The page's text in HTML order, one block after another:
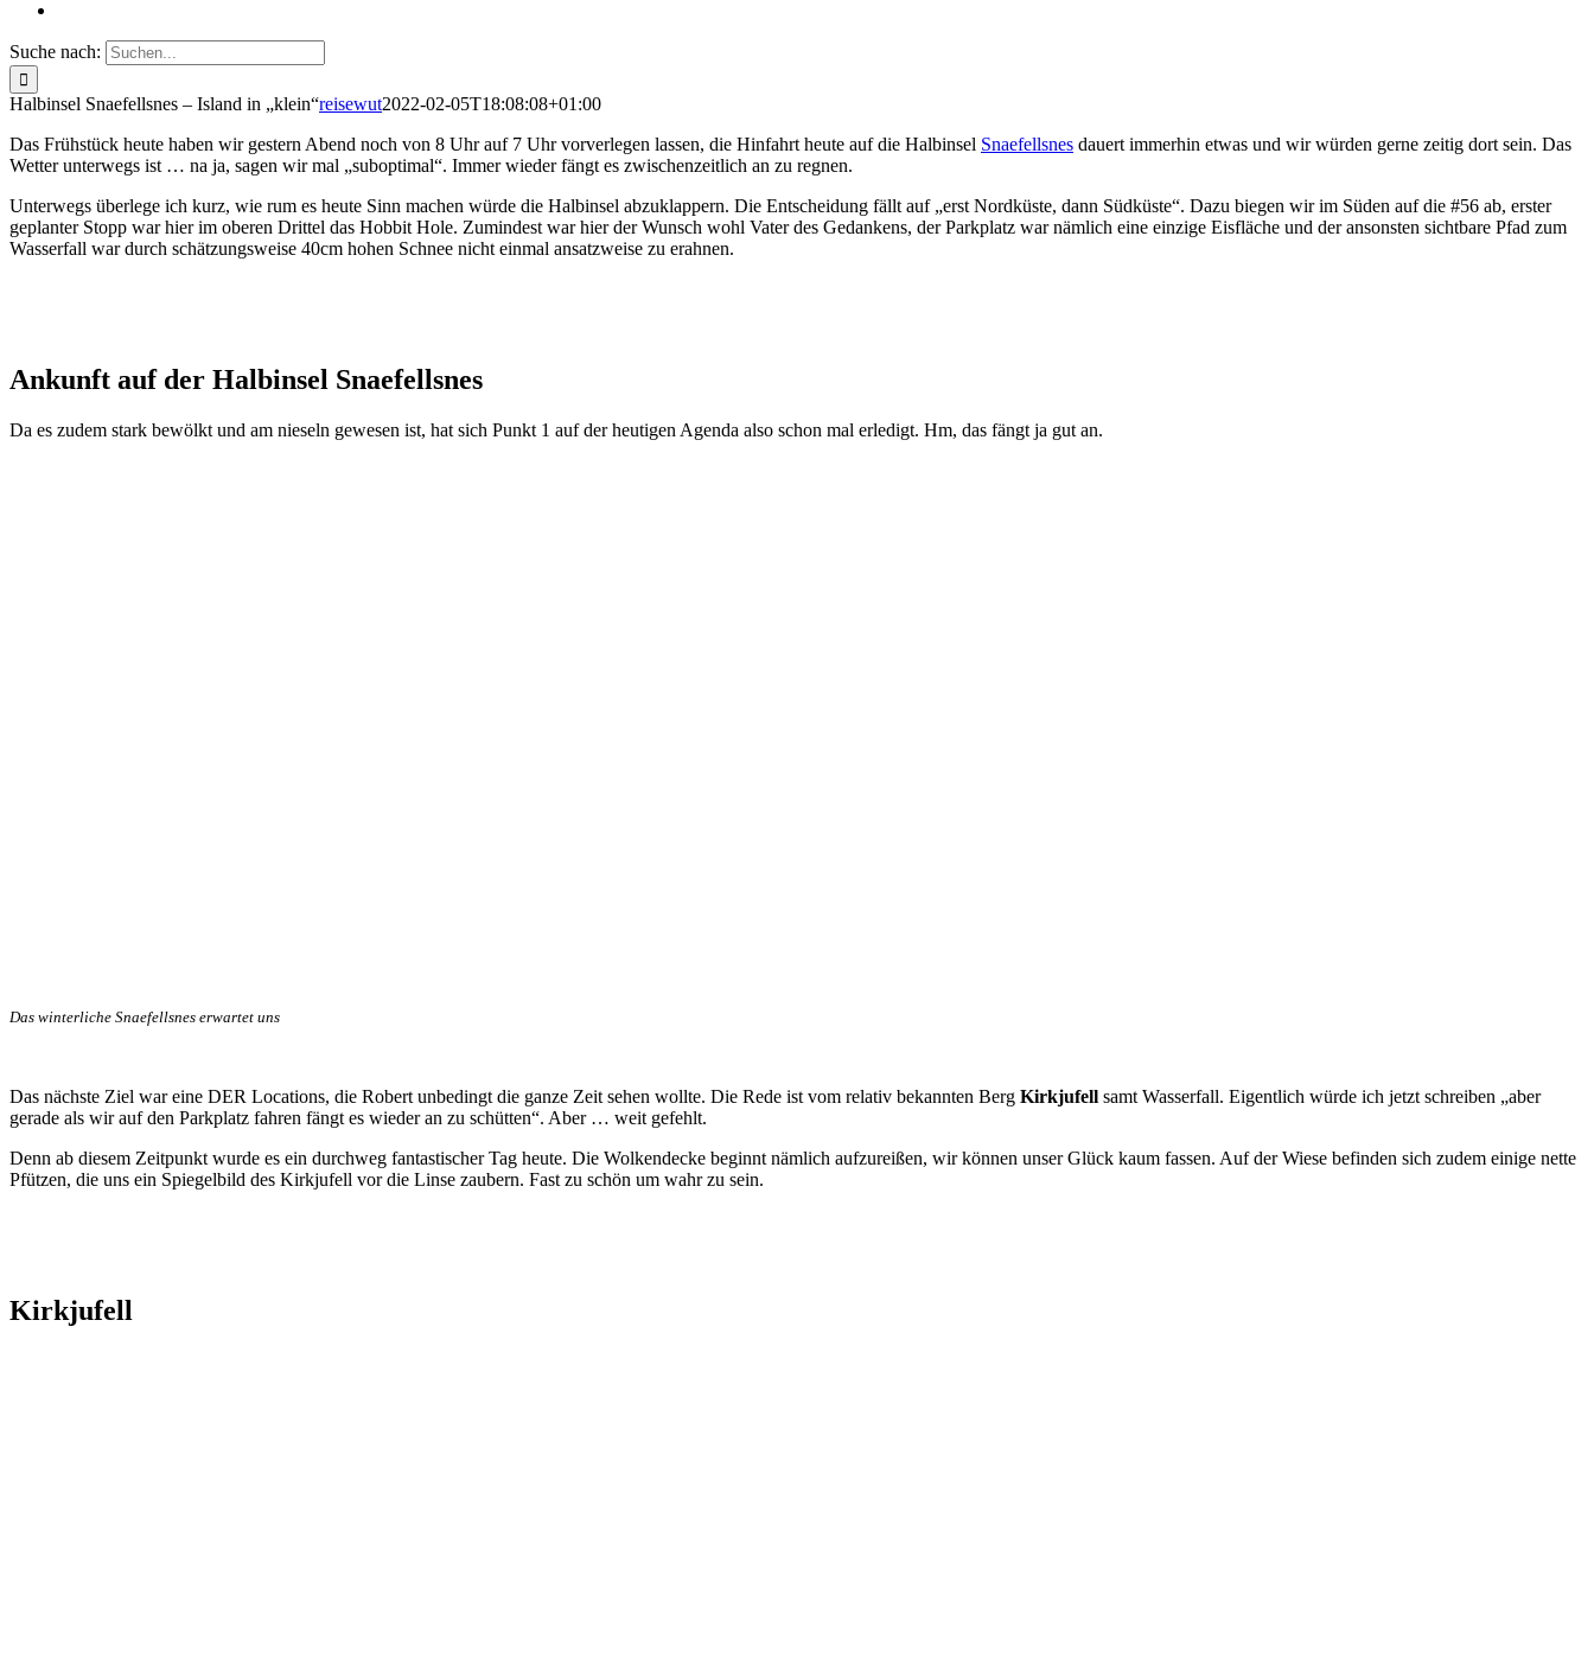
Suche nach:
Halbinsel Snaefellsnes – Island in „klein“reisewut2022-02-05T18:08:08+01:00
Das Frühstück heute haben wir gestern Abend noch von 8 Uhr auf 7 Uhr vorverlegen lassen, die Hinfahrt heute auf die Halbinsel Snaefellsnes dauert immerhin etwas und wir würden gerne zeitig dort sein. Das
Wetter unterwegs ist … na ja, sagen wir mal „suboptimal“. Immer wieder fängt es zwischenzeitlich an zu regnen.
Unterwegs überlege ich kurz, wie rum es heute Sinn machen würde die Halbinsel abzuklappern. Die Entscheidung fällt auf „erst Nordküste, dann Südküste“. Dazu biegen wir im Süden auf die #56 ab, erster
geplanter Stopp war hier im oberen Drittel das Hobbit Hole. Zumindest war hier der Wunsch wohl Vater des Gedankens, der Parkplatz war nämlich eine einzige Eisfläche und der ansonsten sichtbare Pfad zum
Wasserfall war durch schätzungsweise 40cm hohen Schnee nicht einmal ansatzweise zu erahnen.
Ankunft auf der Halbinsel Snaefellsnes
Da es zudem stark bewölkt und am nieseln gewesen ist, hat sich Punkt 1 auf der heutigen Agenda also schon mal erledigt. Hm, das fängt ja gut an.
Das winterliche Snaefellsnes erwartet uns
Das nächste Ziel war eine DER Locations, die Robert unbedingt die ganze Zeit sehen wollte. Die Rede ist vom relativ bekannten Berg Kirkjufell samt Wasserfall. Eigentlich würde ich jetzt schreiben „aber
gerade als wir auf den Parkplatz fahren fängt es wieder an zu schütten“. Aber … weit gefehlt.
Denn ab diesem Zeitpunkt wurde es ein durchweg fantastischer Tag heute. Die Wolkendecke beginnt nämlich aufzureißen, wir können unser Glück kaum fassen. Auf der Wiese befinden sich zudem einige nette
Pfützen, die uns ein Spiegelbild des Kirkjufell vor die Linse zaubern. Fast zu schön um wahr zu sein.
Kirkjufell